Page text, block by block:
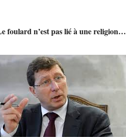
foulard n’est pas lié à une religion…